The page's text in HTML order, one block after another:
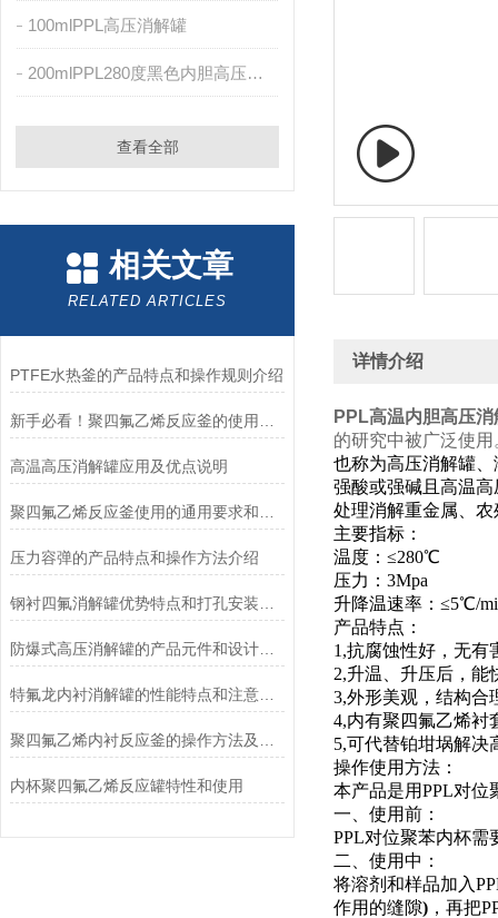
100mlPPL高压消解罐
200mlPPL280度黑色内胆高压消解罐
查看全部
相关文章
RELATED ARTICLES
PTFE水热釜的产品特点和操作规则介绍
高温高压消解罐应用及优点说明
压力容弹的产品特点和操作方法介绍
防爆式高压消解罐的产品元件和设计特性
特氟龙内衬消解罐的性能特点和注意事项
内杯聚四氟乙烯反应罐特性和使用
详情介绍
PPL高温内胆高压消
的研究中被广泛使用
也称为高压消解罐
强酸或强碱且高温
处理消解重金属、
主要指标：
温度：≤280℃
压力：3Mpa
升降温速率：≤5℃/
产品特点：
1,抗腐蚀性好，无有
2,升温、升压后，能
3,外形美观，结构合
4,内有聚四氟乙烯衬
5,可代替铂坩埚解决
操作使用方法：
本产品是用PPL对位
一、使用前：
PPL对位聚苯内杯需
二、使用中：
将溶剂和样品加入
作用的缝隙) ，再把